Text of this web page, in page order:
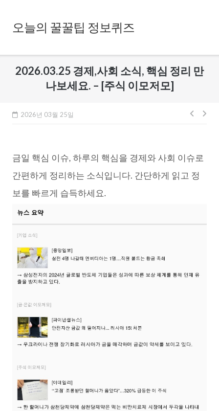
content오늘의 꿀꿀팁 정보퀴즈
2026.03.25 경제,사회 소식, 핵심 정리 만
나보세요. – [주식 이모저모]
2026년 03월 25일
글
게
이
금일 핵심 이슈, 하루의 핵심을 경제와 사회 이슈로
간편하게 정리하는 소식입니다. 간단하게 읽고 정
보를 빠르게 습득하세요.